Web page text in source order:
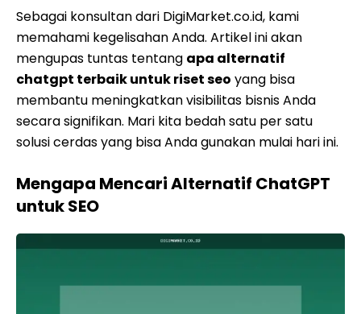
Sebagai konsultan dari DigiMarket.co.id, kami
memahami kegelisahan Anda. Artikel ini akan
mengupas tuntas tentang apa alternatif
chatgpt terbaik untuk riset seo yang bisa
membantu meningkatkan visibilitas bisnis Anda
secara signifikan. Mari kita bedah satu per satu
solusi cerdas yang bisa Anda gunakan mulai hari ini.
Mengapa Mencari Alternatif ChatGPT
untuk SEO